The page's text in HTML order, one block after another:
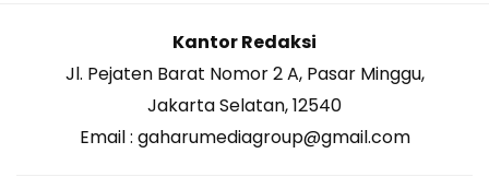
Kantor Redaksi
Jl. Pejaten Barat Nomor 2 A, Pasar Minggu,
Jakarta Selatan, 12540
Email : gaharumediagroup@gmail.com